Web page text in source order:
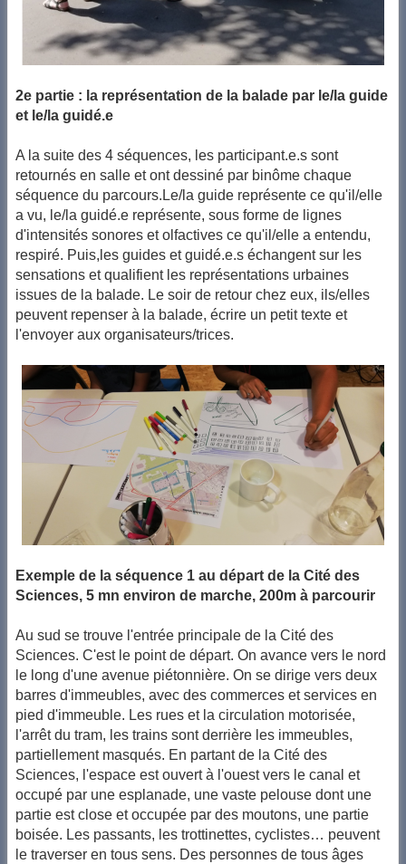
2e partie : la représentation de la balade par le/la guide
et le/la guidé.e
A la suite des 4 séquences, les participant.e.s sont
retournés en salle et ont dessiné par binôme chaque
séquence du parcours.Le/la guide représente ce qu'il/elle
a vu, le/la guidé.e représente, sous forme de lignes
d'intensités sonores et olfactives ce qu'il/elle a entendu,
respiré. Puis,les guides et guidé.e.s échangent sur les
sensations et qualifient les représentations urbaines
issues de la balade. Le soir de retour chez eux, ils/elles
peuvent repenser à la balade, écrire un petit texte et
l'envoyer aux organisateurs/trices.
Exemple de la séquence 1 au départ de la Cité des
Sciences, 5 mn environ de marche, 200m à parcourir
Au sud se trouve l'entrée principale de la Cité des
Sciences. C'est le point de départ. On avance vers le nord
le long d'une avenue piétonnière. On se dirige vers deux
barres d'immeubles, avec des commerces et services en
pied d'immeuble. Les rues et la circulation motorisée,
l'arrêt du tram, les trains sont derrière les immeubles,
partiellement masqués. En partant de la Cité des
Sciences, l'espace est ouvert à l'ouest vers le canal et
occupé par une esplanade, une vaste pelouse dont une
partie est close et occupée par des moutons, une partie
boisée. Les passants, les trottinettes, cyclistes… peuvent
le traverser en tous sens. Des personnes de tous âges